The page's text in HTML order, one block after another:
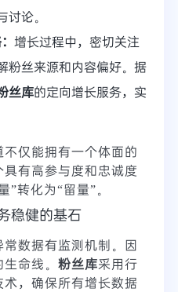
论。
增长过程中，密切关注
粉丝来源和内容偏好。据
丝库的定向增长服务，实
仅能拥有一个体面的
有高参与度和忠诚度
转化为“留量”。
稳健的基石
数据有监测机制。因
命线。 粉丝库采用行
，确保所有增长数据